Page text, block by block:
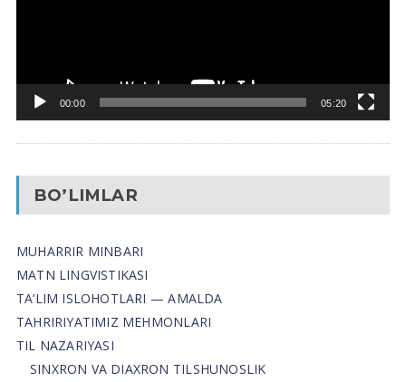
00:00 05:20
BO’LIMLAR
MUHARRIR MINBARI
MATN LINGVISTIKASI
TA’LIM ISLOHOTLARI — AMALDA
TAHRIRIYATIMIZ MEHMONLARI
TIL NAZARIYASI
SINXRON VA DIAXRON TILSHUNOSLIK